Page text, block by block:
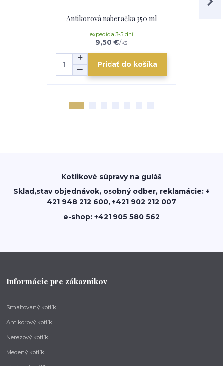
Antikorová naberačka 350 ml
9,50 €/ks
expedícia 3-5 dní
Pridať do košíka
Kotlikové súpravy na guláš
Sklad,stav objednávok, osobný odber, reklamácie: +
421 948 212 600, +421 902 212 007
e-shop: +421 905 580 562
Informácie pre zákazníkov
Smaltovaný kotlík
Antikorový kotlík
Nerezový kotlík
Medený kotlík